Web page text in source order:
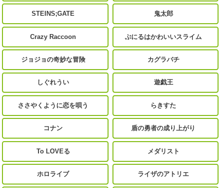
STEINS;GATE 鬼太郎
Crazy Raccoon ぷにるはかわいいスライム
ジョジョの奇妙な冒険 カグラバチ
しぐれうい 遊戯王
ささやくように恋を唄う らきすた
コナン 盾の勇者の成り上がり
To LOVEる メダリスト
ホロライブ ライザのアトリエ